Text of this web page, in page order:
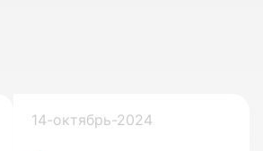
14-октябрь-2024